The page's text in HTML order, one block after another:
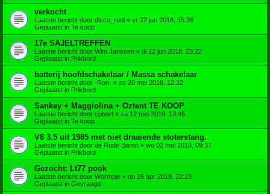
verkocht
Laatste bericht door disco_ronl « vr 22 jun 2018, 15:38
Geplaatst in Te koop
17e SAJELTREFFEN
Laatste bericht door Wim Janssen « di 12 jun 2018, 23:22
Geplaatst in Prikbord
batterij hoofdschakelaar / Massa schakelaar
Laatste bericht door -Ron- « zo 20 mei 2018, 12:32
Geplaatst in Prikbord
Sankey + Maggiolina + Oztent TE KOOP
Laatste bericht door cpbart « za 12 mei 2018, 13:46
Geplaatst in Te koop
V8 3.5 uit 1985 met niet draaiende stoterstang.
Laatste bericht door de Rode Baron « wo 02 mei 2018, 09:37
Geplaatst in Prikbord
Gezocht: Lt77 pook
Laatste bericht door Wormpje « do 26 apr 2018, 22:23
Geplaatst in Gevraagd